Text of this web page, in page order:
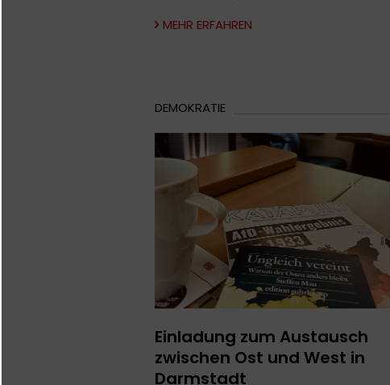
MEHR ERFAHREN
DEMOKRATIE
Einladung zum Austausch
zwischen Ost und West in
Darmstadt